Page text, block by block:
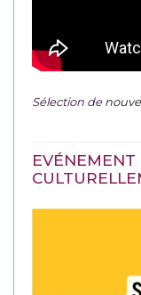
Sélection de
EVÉNEMENT